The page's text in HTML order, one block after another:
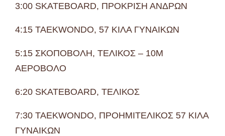
3:00 SKATEBOARD, ΠΡΟΚΡΙΣΗ ΑΝΔΡΩΝ
4:15 TAEKWONDO, 57 ΚΙΛΑ ΓΥΝΑΙΚΩΝ
5:15 ΣΚΟΠΟΒΟΛΗ, ΤΕΛΙΚΟΣ – 10Μ
ΑΕΡΟΒΟΛΟ
6:20 SKATEBOARD, ΤΕΛΙΚΟΣ
7:30 TAEKWONDO, ΠΡΟΗΜΙΤΕΛΙΚΟΣ 57 ΚΙΛΑ
ΓΥΝΑΙΚΩΝ